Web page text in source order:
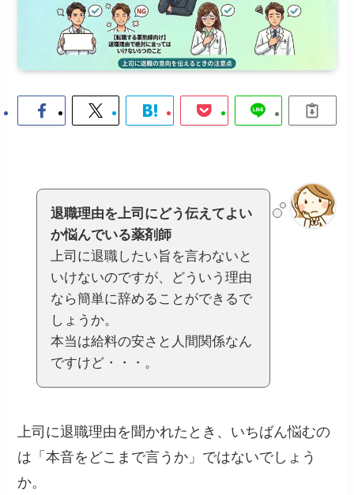
退職理由を上司にどう伝えてよい
か悩んでいる薬剤師
上司に退職したい旨を言わないと
いけないのですが、どういう理由
なら簡単に辞めることができるで
しょうか。
本当は給料の安さと人間関係なん
ですけど・・・。
上司に退職理由を聞かれたとき、いちばん悩むの
は「本音をどこまで言うか」ではないでしょう
か。